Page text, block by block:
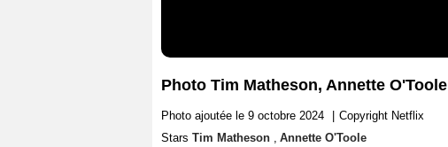
Photo Tim Matheson, Annette O'Toole
Photo ajoutée le 9 octobre 2024
Copyright Netflix
Stars Tim Matheson , Annette O'Toole